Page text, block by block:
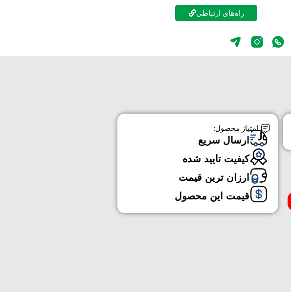
راه‌های ارتباطی
امتیاز محصول:
ارسال سریع
کیفیت تایید شده
ارزان ترین قیمت
قیمت این محصول